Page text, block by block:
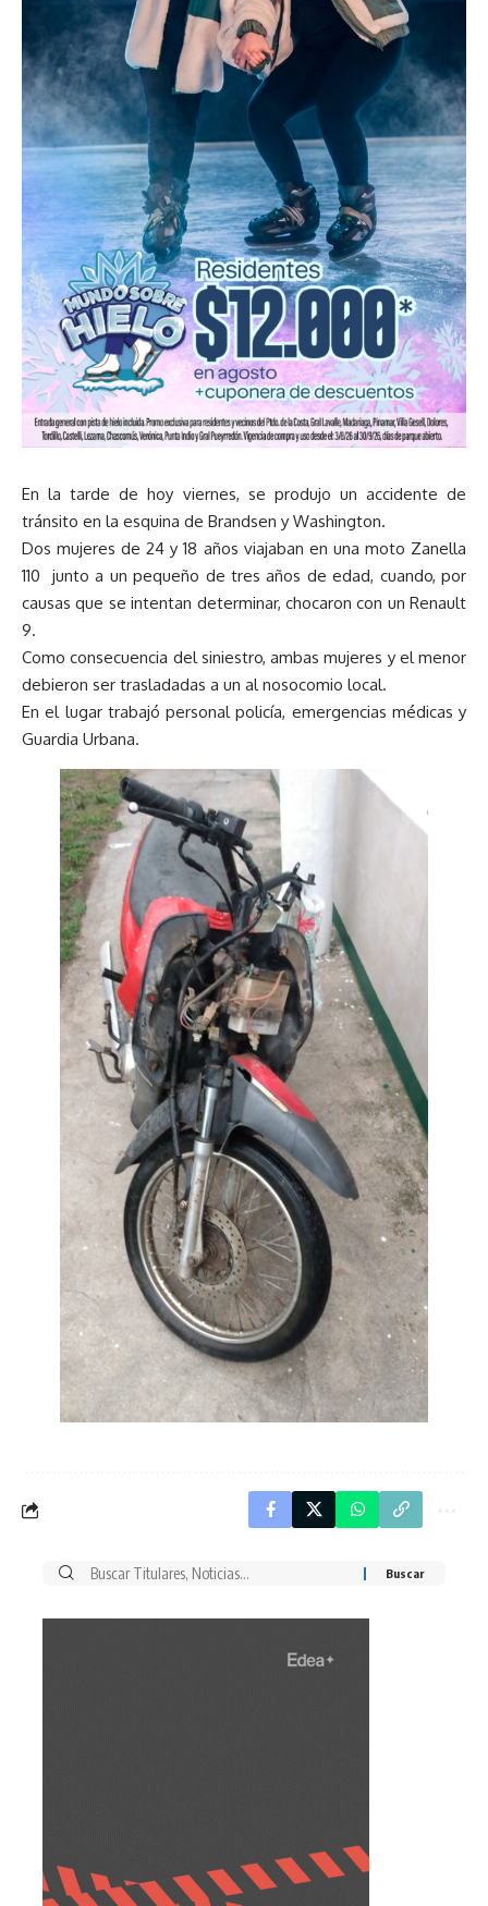
En la tarde de hoy viernes, se produjo un accidente de
tránsito en la esquina de Brandsen y Washington.
Dos mujeres de 24 y 18 años viajaban en una moto Zanella
110 junto a un pequeño de tres años de edad, cuando, por
causas que se intentan determinar, chocaron con un Renault
9.
Como consecuencia del siniestro, ambas mujeres y el menor
debieron ser trasladadas a un al nosocomio local.
En el lugar trabajó personal policía, emergencias médicas y
Guardia Urbana.
Buscar